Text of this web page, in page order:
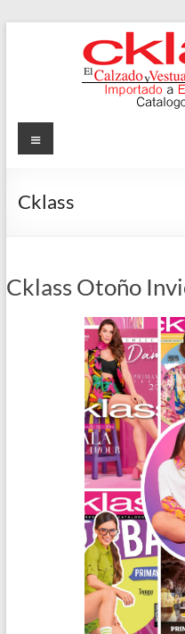
Cklass
y
Estrellas
Menu
Cklass
Cklass Otoño